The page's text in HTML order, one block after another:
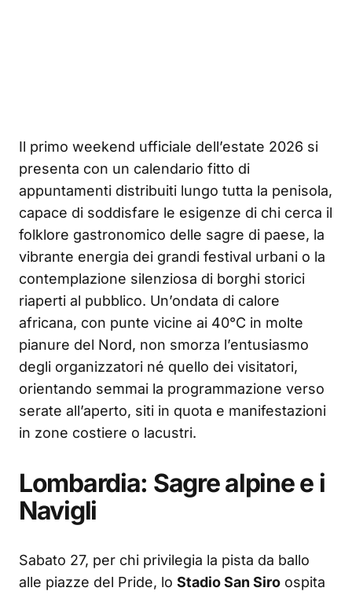
Il primo weekend ufficiale dell’estate 2026 si
presenta con un calendario fitto di
appuntamenti distribuiti lungo tutta la penisola,
capace di soddisfare le esigenze di chi cerca il
folklore gastronomico delle sagre di paese, la
vibrante energia dei grandi festival urbani o la
contemplazione silenziosa di borghi storici
riaperti al pubblico. Un’ondata di calore
africana, con punte vicine ai 40°C in molte
pianure del Nord, non smorza l’entusiasmo
degli organizzatori né quello dei visitatori,
orientando semmai la programmazione verso
serate all’aperto, siti in quota e manifestazioni
in zone costiere o lacustri.
Lombardia: Sagre alpine e i
Navigli
Sabato 27, per chi privilegia la pista da ballo
alle piazze del Pride, lo Stadio San Siro ospita